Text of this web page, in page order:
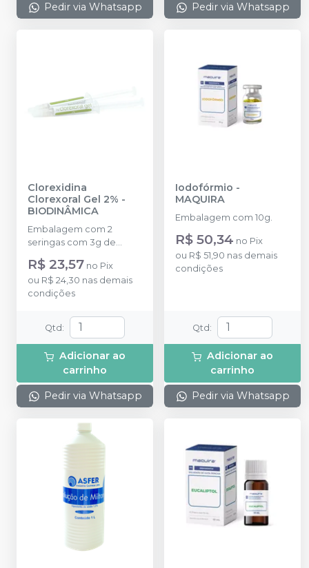
Pedir via Whatsapp Pedir via Whatsapp
Clorexidina
Clorexoral Gel 2% -
BIODINÂMICA
Embalagem com 2
seringas com 3g de
CLOREXORAL Gel 2%.
R$ 23,57 no Pix
ou R$ 24,30 nas demais
condições
Qtd :
Adicionar ao
carrinho
Pedir via Whatsapp
Iodofórmio -
MAQUIRA
Embalagem com 10g.
R$ 50,34 no Pix
ou R$ 51,90 nas demais
condições
Qtd :
Adicionar ao
carrinho
Pedir via Whatsapp